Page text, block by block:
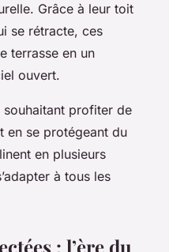
Grâce à leur toit
se rétracte, ces
terrasse en un
ouvert.
souhaitant profiter de
en se protégeant du
en plusieurs
à tous les
: l’ère du